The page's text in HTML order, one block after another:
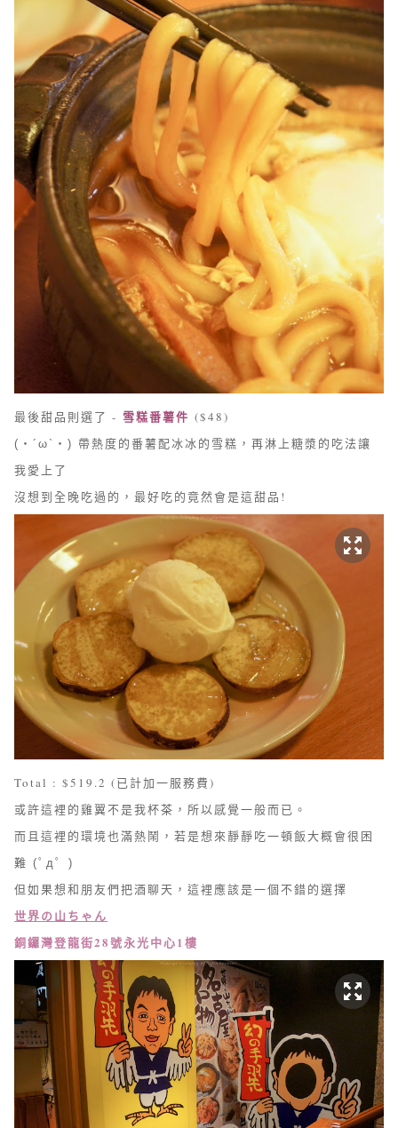
最後甜品則選了 - 雪糕番薯件 ($48)
(・´ω`・) 帶熱度的番薯配冰冰的雪糕，再淋上糖漿的吃法讓
我愛上了
沒想到全晚吃過的，最好吃的竟然會是這甜品!
Total : $519.2 (已計加一服務費)
或許這裡的雞翼不是我杯茶，所以感覺一般而已。
而且這裡的環境也滿熱鬧，若是想來靜靜吃一頓飯大概會很困
難 (ﾟдﾟ )
但如果想和朋友們把酒聊天，這裡應該是一個不錯的選擇
世界の山ちゃん
銅鑼灣登龍街28號永光中心1樓